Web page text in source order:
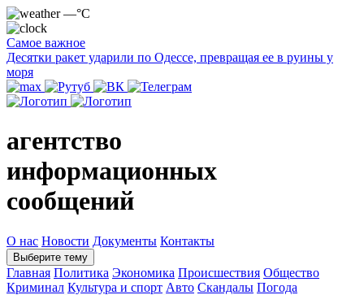
—°C
Самое важное
Десятки ракет ударили по Одессе, превращая ее в руины у
моря
агентство
информационных
сообщений
О нас Новости Документы Контакты
Выберите тему
Главная Политика Экономика Происшествия Общество
Криминал Культура и спорт Авто Скандалы Погода